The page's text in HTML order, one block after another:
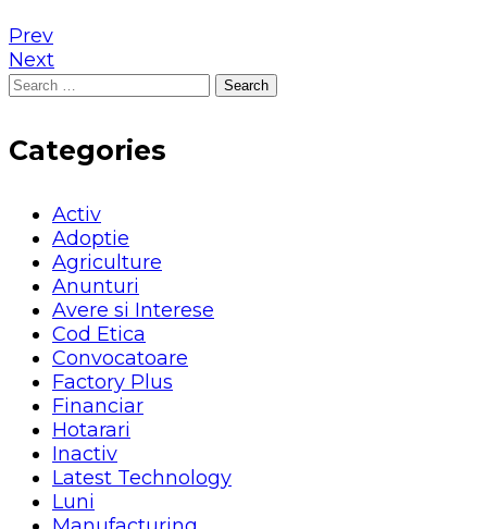
Prev
Next
Search
Categories
Activ
Adoptie
Agriculture
Anunturi
Avere si Interese
Cod Etica
Convocatoare
Factory Plus
Financiar
Hotarari
Inactiv
Latest Technology
Luni